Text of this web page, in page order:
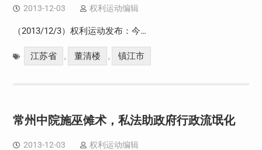
2013-12-03 权利运动编辑
（2013/12/3）权利运动发布：今…
江苏省 , 董清楼 , 镇江市
常州中院施巫傩术，私法助政府行政流氓化
2013-12-03 权利运动编辑